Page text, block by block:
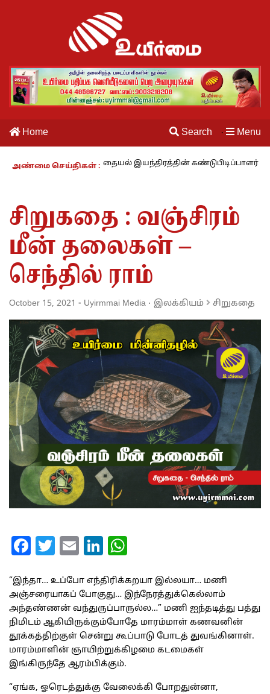
Home Search · Menu
அண்மை செய்திகள் :
27 : தையல் இயந்திரத்தின் கண்டுபிடிப்பாளர் யார்? -கார்குழலி
சிறுகதை : வஞ்சிரம்
மீன் தலைகள் –
செந்தில் ராம்
October 15, 2021 - Uyirmmai Media · இலக்கியம் சிறுகதை
Facebook
Twitter
EmailLinkedIn
“இந்தா… உப்போ எந்திரிக்கறயா இல்லயா… மணி
அஞ்சரையாகப் போகுது… இந்நேரத்துக்கெல்லாம்
அந்தண்ணன் வந்துருப்பாருல்ல…” மணி ஐந்தடித்து பத்து
நிமிடம் ஆகியிருக்கும்போதே மாரம்மாள் கணவனின்
தூக்கத்திற்குள் சென்று கூப்பாடு போடத் துவங்கினாள்.
மாரம்மாளின் ஞாயிற்றுக்கிழமை கடமைகள்
இங்கிருந்தே ஆரம்பிக்கும்.
“ஏங்க, ஓரெடத்துக்கு வேலைக்கி போறதுன்னா,